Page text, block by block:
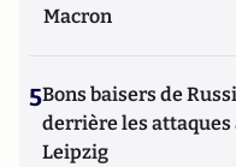
Macron
5Bons baisers de
derrière les
Leipzig